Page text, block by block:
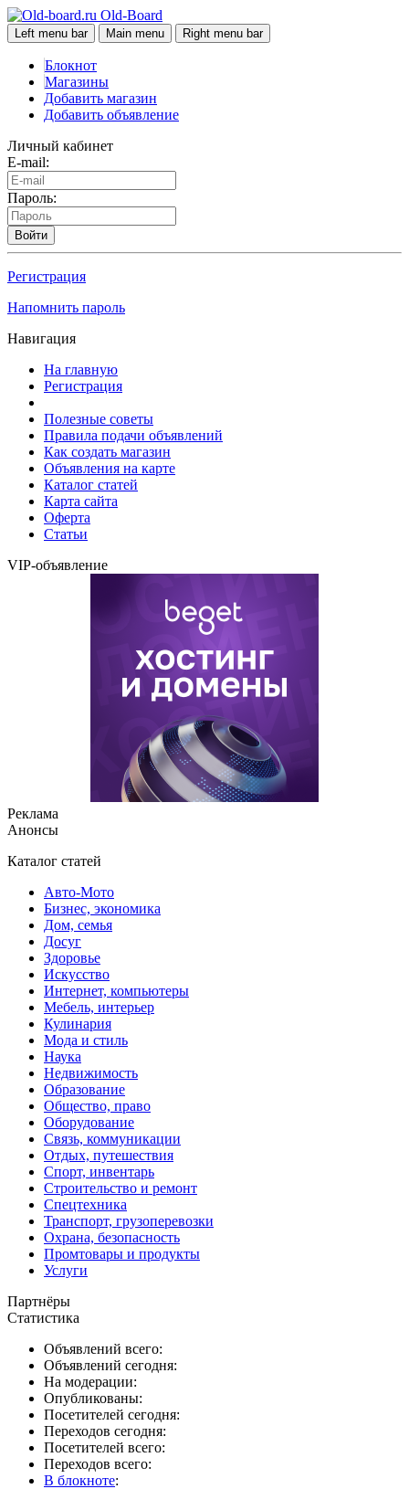
Old-Board
Left menu bar Main menu Right menu bar
Блокнот
Магазины
Добавить магазин
Добавить объявление
Личный кабинет
E-mail:
Пароль:
Войти
Регистрация
Напомнить пароль
Навигация
На главную
Регистрация
Полезные советы
Правила подачи объявлений
Как создать магазин
Объявления на карте
Каталог статей
Карта сайта
Оферта
Статьи
VIP-объявление
Реклама
Анонсы
Каталог статей
Авто-Мото
Бизнес, экономика
Дом, семья
Досуг
Здоровье
Искусство
Интернет, компьютеры
Мебель, интерьер
Кулинария
Мода и стиль
Наука
Недвижимость
Образование
Общество, право
Оборудование
Связь, коммуникации
Отдых, путешествия
Спорт, инвентарь
Строительство и ремонт
Спецтехника
Транспорт, грузоперевозки
Охрана, безопасность
Промтовары и продукты
Услуги
Партнёры
Статистика
Объявлений всего:
Объявлений сегодня:
На модерации:
Опубликованы:
Посетителей сегодня:
Переходов сегодня:
Посетителей всего:
Переходов всего:
В блокноте: